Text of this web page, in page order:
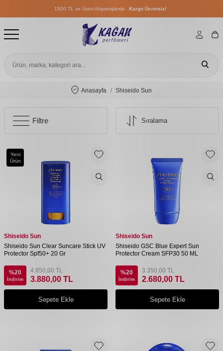
1500 TL ve Üzeri Alışverişlerde Kargo Ücretsiz!
1500 TL ve Üzeri Alışverişlerde
1500 TL ve Üzeri Alışverişlerde
Anasayfa Shiseido Sun
Filtre
Yeni
Ürün
Shiseido Sun
Shiseido Sun Clear Suncare Stick UV
Protector Spf50+ 20 Gr
%20
İndirim
4.850,00 TL
3.880,00 TL
Sepete Ekle
Shiseido Sun
Shiseido GSC Blue Expert Sun
Protector Cream SFP30 50 ML
%20
İndirim
3.350,00 TL
2.680,00 TL
Sepete Ekle